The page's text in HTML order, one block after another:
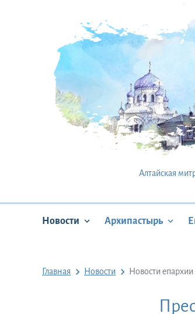
Алтайская
Новости Архипастырь
Главная Новости Новости епархии